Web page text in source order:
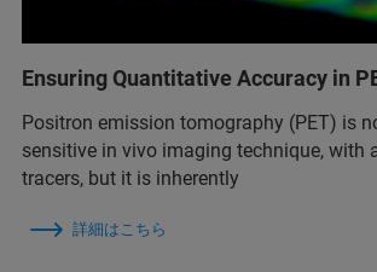
Ensuring Quantitative Accuracy in
Positron emission tomography (PET) is
sensitive in vivo imaging technique, with
tracers, but it is inherently
詳細はこちら